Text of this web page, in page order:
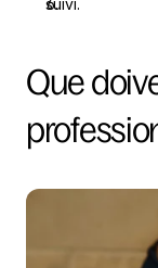
suivi.
Que